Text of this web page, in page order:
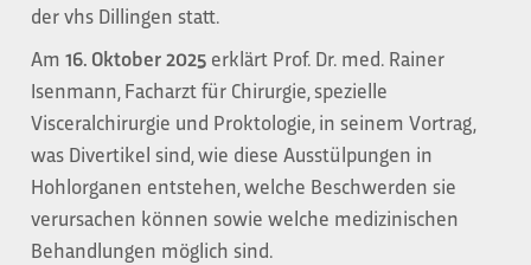
der vhs Dillingen statt.
Am16. Oktober 2025 erklärt Prof. Dr. med. Rainer
Isenmann, Facharzt für Chirurgie, spezielle
Visceralchirurgie und Proktologie, in seinem Vortrag,
was Divertikel sind, wie diese Ausstülpungen in
Hohlorganen entstehen, welche Beschwerden sie
verursachen können sowie welche medizinischen
Behandlungen möglich sind.